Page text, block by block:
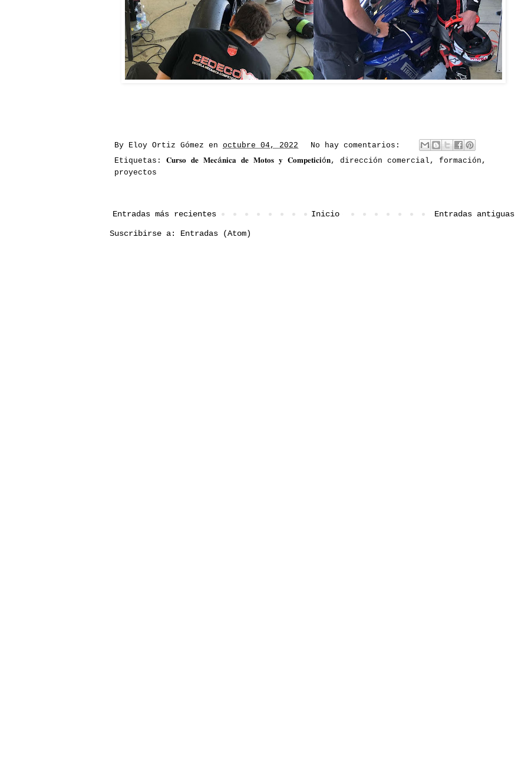
By Eloy Ortiz Gómez en octubre 04, 2022
No hay comentarios:
Etiquetas: 𝐂𝐮𝐫𝐬𝐨 𝐝𝐞 𝐌𝐞𝐜á𝐧𝐢𝐜𝐚 𝐝𝐞 𝐌𝐨𝐭𝐨𝐬 𝐲 𝐂𝐨𝐦𝐩𝐞𝐭𝐢𝐜𝐢ó𝐧, dirección comercial , formación ,
proyectos
Entradas más recientes Entradas antiguas
Inicio
Suscribirse a: Entradas (Atom)